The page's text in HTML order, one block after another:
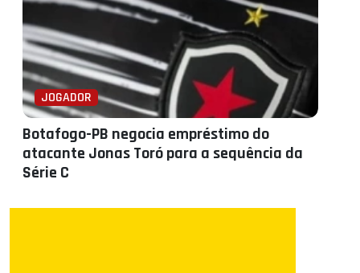
JOGADOR
Botafogo-PB negocia empréstimo do
atacante Jonas Toró para a sequência da
Série C